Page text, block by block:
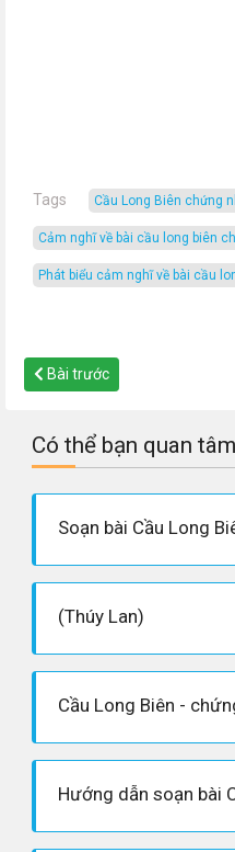
Tags Cầu Long Biên chứng
cảm nghĩ về bài cầu long biên
phát biểu cảm nghĩ về bài cầu
Bài trước
Có thể bạn quan tâm
(Thúy Lan)